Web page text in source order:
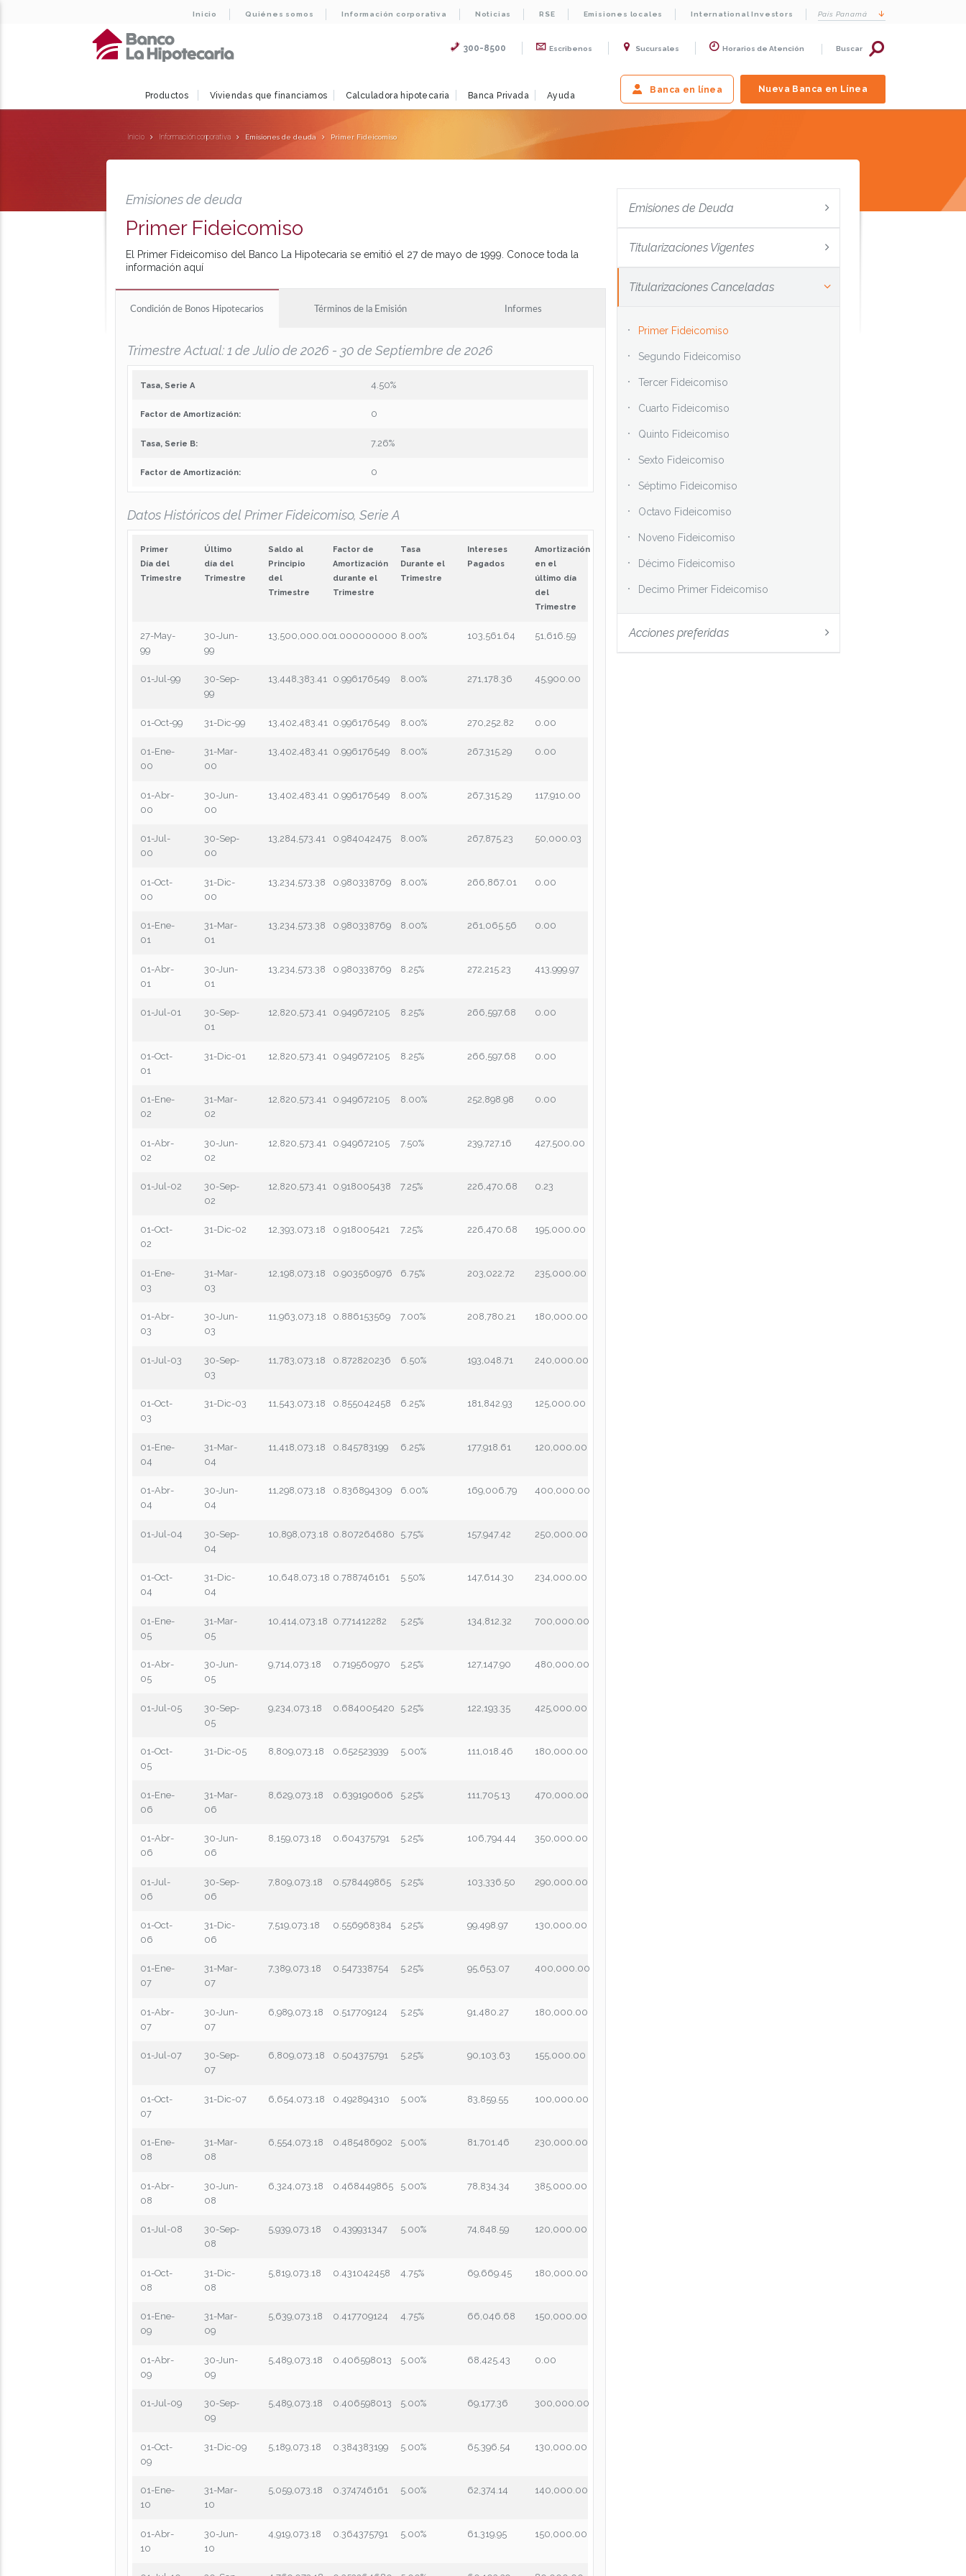
Inicio Quiénes somos Información corporativa Noticias RSE Emisiones locales International Investors País Panamá
300-8500 Escribenos Sucursales Horarios de Atención Buscar
Productos Viviendas que financiamos Calculadora hipotecaria Banca Privada Ayuda
Banca en línea Nueva Banca en Línea
Inicio Información corporativa Emisiones de deuda Primer Fideicomiso
Emisiones de deuda
Primer Fideicomiso
El Primer Fideicomiso del Banco La Hipotecaria se emitió el 27 de mayo de 1999. Conoce toda la
información aquí
Condición de Bonos Hipotecarios Términos de la Emisión Informes
Trimestre Actual: 1 de Julio de 2026 - 30 de Septiembre de 2026
Tasa, Serie A 4.50%
Factor de Amortización: 0
Tasa, Serie B: 7.26%
Factor de Amortización: 0
Datos Históricos del Primer Fideicomiso, Serie A
Primer
Día del
Trimestre
Último
día del
Trimestre
Saldo al
Principio
del
Trimestre
Factor de
Amortización
durante el
Trimestre
Tasa
Durante el
Trimestre
Intereses
Pagados
Amortización
en el
último día
del
Trimestre
27-May-
99
30-Jun-
99
13,500,000.001.000000000 8.00% 103,561.64 51,616.59
01-Jul-99
30-Sep-
99
13,448,383.41 0.996176549 8.00% 271,178.36 45,900.00
01-Oct-99 31-Dic-99 13,402,483.41 0.996176549 8.00% 270,252.82 0.00
01-Ene-
00
31-Mar-
00
13,402,483.41 0.996176549 8.00% 267,315.29 0.00
01-Abr-
00
30-Jun-
00
13,402,483.41 0.996176549 8.00% 267,315.29 117,910.00
01-Jul-
00
30-Sep-
00
13,284,573.41 0.984042475 8.00% 267,875.23 50,000.03
01-Oct-
00
31-Dic-
00
13,234,573.38 0.980338769 8.00% 266,867.01 0.00
01-Ene-
01
31-Mar-
01
13,234,573.38 0.980338769 8.00% 261,065.56 0.00
01-Abr-
01
30-Jun-
01
13,234,573.38 0.980338769 8.25% 272,215.23 413,999.97
01-Jul-01
30-Sep-
01
12,820,573.41 0.949672105 8.25% 266,597.68 0.00
01-Oct-
01
31-Dic-01 12,820,573.41 0.949672105 8.25% 266,597.68 0.00
01-Ene-
02
31-Mar-
02
12,820,573.41 0.949672105 8.00% 252,898.98 0.00
01-Abr-
02
30-Jun-
02
12,820,573.41 0.949672105 7.50% 239,727.16 427,500.00
01-Jul-02
30-Sep-
02
12,820,573.41 0.918005438 7.25% 226,470.68 0.23
01-Oct-
02
31-Dic-02 12,393,073.18 0.918005421 7.25% 226,470.68 195,000.00
01-Ene-
03
31-Mar-
03
12,198,073.18 0.903560976 6.75% 203,022.72 235,000.00
01-Abr-
03
30-Jun-
03
11,963,073.18 0.886153569 7.00% 208,780.21 180,000.00
01-Jul-03
30-Sep-
03
11,783,073.18 0.872820236 6.50% 193,048.71 240,000.00
01-Oct-
03
31-Dic-03 11,543,073.18 0.855042458 6.25% 181,842.93 125,000.00
01-Ene-
04
31-Mar-
04
11,418,073.18 0.845783199 6.25% 177,918.61 120,000.00
01-Abr-
04
30-Jun-
04
11,298,073.18 0.836894309 6.00% 169,006.79 400,000.00
01-Jul-04
30-Sep-
04
10,898,073.18 0.807264680 5.75% 157,947.42 250,000.00
01-Oct-
04
31-Dic-
04
10,648,073.18 0.788746161 5.50% 147,614.30 234,000.00
01-Ene-
05
31-Mar-
05
10,414,073.18 0.771412282 5.25% 134,812.32 700,000.00
01-Abr-
05
30-Jun-
05
9,714,073.18 0.719560970 5.25% 127,147.90 480,000.00
01-Jul-05
30-Sep-
05
9,234,073.18 0.684005420 5.25% 122,193.35 425,000.00
01-Oct-
05
31-Dic-05 8,809,073.18 0.652523939 5.00% 111,018.46 180,000.00
01-Ene-
06
31-Mar-
06
8,629,073.18 0.639190606 5.25% 111,705.13 470,000.00
01-Abr-
06
30-Jun-
06
8,159,073.18 0.604375791 5.25% 106,794.44 350,000.00
01-Jul-
06
30-Sep-
06
7,809,073.18 0.578449865 5.25% 103,336.50 290,000.00
01-Oct-
06
31-Dic-
06
7,519,073.18 0.556968384 5.25% 99,498.97 130,000.00
01-Ene-
07
31-Mar-
07
7,389,073.18 0.547338754 5.25% 95,653.07 400,000.00
01-Abr-
07
30-Jun-
07
6,989,073.18 0.517709124 5.25% 91,480.27 180,000.00
01-Jul-07
30-Sep-
07
6,809,073.18 0.504375791 5.25% 90,103.63 155,000.00
01-Oct-
07
31-Dic-07 6,654,073.18 0.492894310 5.00% 83,859.55 100,000.00
01-Ene-
08
31-Mar-
08
6,554,073.18 0.485486902 5.00% 81,701.46 230,000.00
01-Abr-
08
30-Jun-
08
6,324,073.18 0.468449865 5.00% 78,834.34 385,000.00
01-Jul-08
30-Sep-
08
5,939,073.18 0.439931347 5.00% 74,848.59 120,000.00
01-Oct-
08
31-Dic-
08
5,819,073.18 0.431042458 4.75% 69,669.45 180,000.00
01-Ene-
09
31-Mar-
09
5,639,073.18 0.417709124 4.75% 66,046.68 150,000.00
01-Abr-
09
30-Jun-
09
5,489,073.18 0.406598013 5.00% 68,425.43 0.00
01-Jul-09
30-Sep-
09
5,489,073.18 0.406598013 5.00% 69,177.36 300,000.00
01-Oct-
09
31-Dic-09 5,189,073.18 0.384383199 5.00% 65,396.54 130,000.00
01-Ene-
10
31-Mar-
10
5,059,073.18 0.374746161 5.00% 62,374.14 140,000.00
01-Abr-
10
30-Jun-
10
4,919,073.18 0.364375791 5.00% 61,319.95 150,000.00
Emisiones de Deuda
Titularizaciones Vigentes
Titularizaciones Canceladas
Primer Fideicomiso
Segundo Fideicomiso
Tercer Fideicomiso
Cuarto Fideicomiso
Quinto Fideicomiso
Sexto Fideicomiso
Séptimo Fideicomiso
Octavo Fideicomiso
Noveno Fideicomiso
Décimo Fideicomiso
Decimo Primer Fideicomiso
Acciones preferidas